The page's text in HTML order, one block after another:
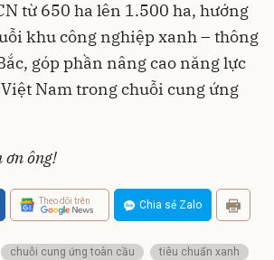
từ 650 ha lên 1.500 ha, hướng
khu công nghiệp xanh – thông
góp phần nâng cao năng lực
Nam trong chuỗi cung ứng
ơn ông!
Theo dõi trên Chia sẻ Zalo
chuỗi cung ứng toàn cầu tiêu chuẩn xanh